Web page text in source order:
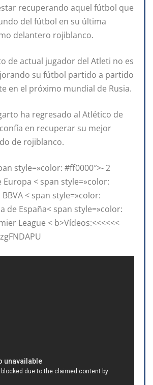
recuperando aquel fútbol que
del fútbol en su última
delantero rojiblanco.
de actual jugador del Atleti no es
su fútbol partido a partido
en el próximo mundial de Rusia.
ha regresado al Atlético de
en recuperar su mejor
de rojiblanco.
style=»color: #ff0000″>- 2
Europa < span style=»color:
< span style=»color:
de España< span style=»color:
League < b>Vídeos:<<<<<<